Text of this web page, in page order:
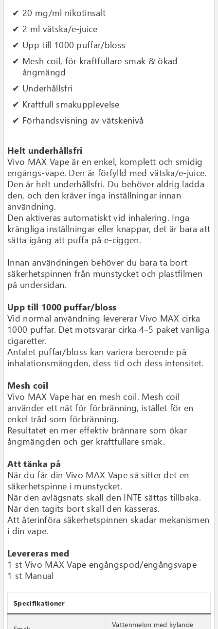
20 mg/ml nikotinsalt
2 ml vätska/e-juice
Upp till 1000 puffar/bloss
Mesh coil, för kraftfullare smak & ökad
ångmängd
Underhållsfri
Kraftfull smakupplevelse
Förhandsvisning av vätskenivå
Helt underhållsfri
Vivo MAX Vape är en enkel, komplett och smidig
engångs-vape. Den är förfylld med vätska/e-juice.
Den är helt underhållsfri. Du behöver aldrig ladda
den, och den kräver inga inställningar innan
användning.
Den aktiveras automatiskt vid inhalering. Inga
krångliga inställningar eller knappar, det är bara att
sätta igång att puffa på e-ciggen.
Innan användningen behöver du bara ta bort
säkerhetspinnen från munstycket och plastfilmen
på undersidan.
Upp till 1000 puffar/bloss
Vid normal användning levererar Vivo MAX cirka
1000 puffar. Det motsvarar cirka 4–5 paket vanliga
cigaretter.
Antalet puffar/bloss kan variera beroende på
inhalationsmängden, dess tid och dess intensitet.
Mesh coil
Vivo MAX Vape har en mesh coil. Mesh coil
använder ett nät för förbränning, istället för en
enkel tråd som förbränning.
Resultatet en mer effektiv brännare som ökar
ångmängden och ger kraftfullare smak.
Att tänka på
När du får din Vivo MAX Vape så sitter det en
säkerhetspinne i munstycket.
När den avlägsnats skall den INTE sättas tillbaka.
När den tagits bort skall den kasseras.
Att återinföra säkerhetspinnen skadar mekanismen
i din vape.
Levereras med
1 st Vivo MAX Vape engångspod/engångsvape
1 st Manual
Specifikationer
Vattenmelon med kylande